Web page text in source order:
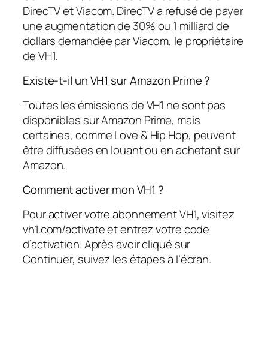
DirecTV et Viacom. DirecTV a refusé de payer
une augmentation de 30% ou 1 milliard de
dollars demandée par Viacom, le propriétaire
de VH1.
Existe-t-il un VH1 sur Amazon Prime ?
Toutes les émissions de VH1 ne sont pas
disponibles sur Amazon Prime, mais
certaines, comme Love & Hip Hop, peuvent
être diffusées en louant ou en achetant sur
Amazon.
Comment activer mon VH1 ?
Pour activer votre abonnement VH1, visitez
vh1.com/activate et entrez votre code
d’activation. Après avoir cliqué sur
Continuer, suivez les étapes à l’écran.